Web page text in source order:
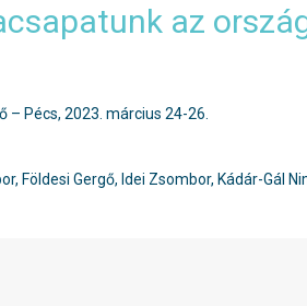
az
– Pécs, 2023. március 24-26.
Földesi Gergő, Idei Zsombor, Kádár-Gál